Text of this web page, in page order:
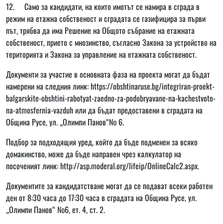
12. Само за кандидати, на които имотът се намира в сграда в
режим на етажна собственост и сградата се газифицира за първи
път, трябва да има Решение на Общото събрание на етажната
собственост, прието с мнозинство, съгласно Закона за устройство на
територията и Закона за управление на етажната собственост.
Документи за участие в основната фаза на проекта могат да бъдат
намерени на следния линк: https://obshtinaruse.bg/integriran-proekt-
balgarskite-obshtini-rabotyat-zaedno-za-podobryavane-na-kachestvoto-
na-atmosfernia-vazduhили да бъдат предоставени в сградата на
Община Русе, ул. „Олимпи Панов“№ 6.
Подбор за подходящия уред, който да бъде подменен за всяко
домакинство, може да бъде направен чрез калкулатор на
посоченият линк: http://asp.moderal.org/lifeip/OnlineCalc2.aspx.
Документите за кандидатстване могат да се подават всеки работен
ден от 8:30 часа до 17:30 часа в сградата на Община Русе, ул.
„Олимпи Панов“ №6, ет. 4, ст. 2.